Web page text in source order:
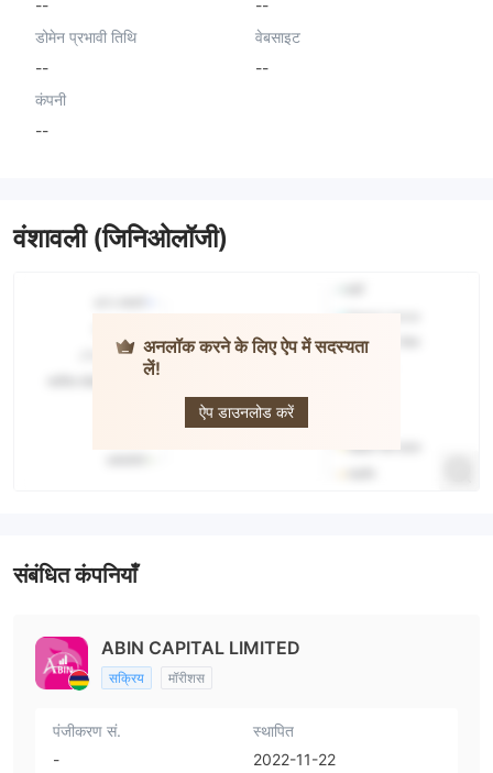
--
--
डोमेन प्रभावी तिथि
--
वेबसाइट
--
कंपनी
--
वंशावली (जिनिओलॉजी)
अनलॉक करने के लिए ऐप में सदस्यता
लें!
ऐप डाउनलोड करें
संबंधित कंपनियाँ
ABIN CAPITAL LIMITED
सक्रिय मॉरीशस
पंजीकरण सं.
-
स्थापित
2022-11-22